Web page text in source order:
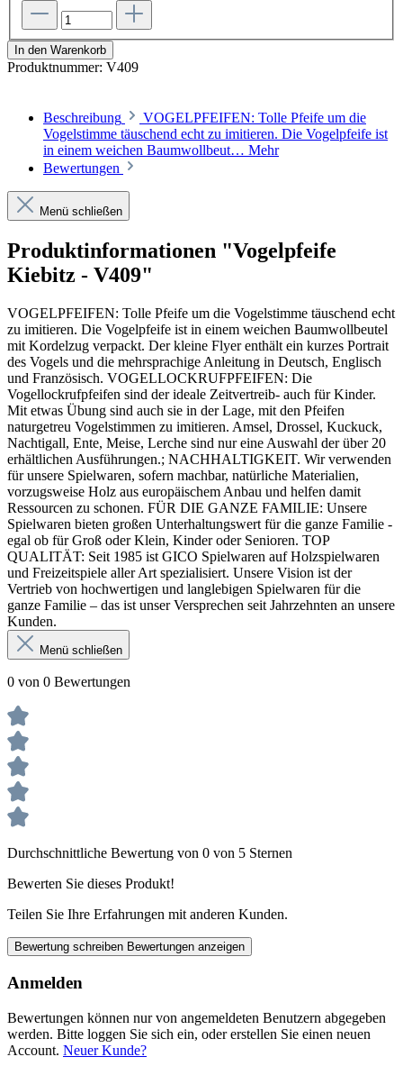
In den Warenkorb
Produktnummer: V409
Beschreibung
VOGELPFEIFEN: Tolle Pfeife um die
Vogelstimme täuschend echt zu imitieren. Die Vogelpfeife ist
in einem weichen Baumwollbeut… Mehr
Bewertungen
Menü schließen
Produktinformationen "Vogelpfeife
Kiebitz - V409"
VOGELPFEIFEN: Tolle Pfeife um die Vogelstimme täuschend echt
zu imitieren. Die Vogelpfeife ist in einem weichen Baumwollbeutel
mit Kordelzug verpackt. Der kleine Flyer enthält ein kurzes Portrait
des Vogels und die mehrsprachige Anleitung in Deutsch, Englisch
und Französisch. VOGELLOCKRUFPFEIFEN: Die
Vogellockrufpfeifen sind der ideale Zeitvertreib- auch für Kinder.
Mit etwas Übung sind auch sie in der Lage, mit den Pfeifen
naturgetreu Vogelstimmen zu imitieren. Amsel, Drossel, Kuckuck,
Nachtigall, Ente, Meise, Lerche sind nur eine Auswahl der über 20
erhältlichen Ausführungen.; NACHHALTIGKEIT. Wir verwenden
für unsere Spielwaren, sofern machbar, natürliche Materialien,
vorzugsweise Holz aus europäischem Anbau und helfen damit
Ressourcen zu schonen. FÜR DIE GANZE FAMILIE: Unsere
Spielwaren bieten großen Unterhaltungswert für die ganze Familie -
egal ob für Groß oder Klein, Kinder oder Senioren. TOP
QUALITÄT: Seit 1985 ist GICO Spielwaren auf Holzspielwaren
und Freizeitspiele aller Art spezialisiert. Unsere Vision ist der
Vertrieb von hochwertigen und langlebigen Spielwaren für die
ganze Familie – das ist unser Versprechen seit Jahrzehnten an unsere
Kunden.
Menü schließen
0 von 0 Bewertungen
Durchschnittliche Bewertung von 0 von 5 Sternen
Bewerten Sie dieses Produkt!
Teilen Sie Ihre Erfahrungen mit anderen Kunden.
Bewertung schreiben Bewertungen anzeigen
Anmelden
Bewertungen können nur von angemeldeten Benutzern abgegeben
werden. Bitte loggen Sie sich ein, oder erstellen Sie einen neuen
Account. Neuer Kunde?